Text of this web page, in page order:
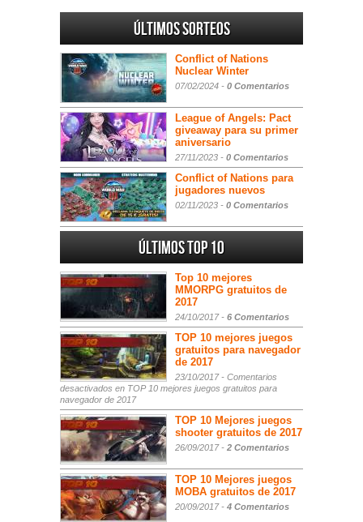
Últimos sorteos
Conflict of Nations
Nuclear Winter
07/02/2024 - 0 Comentarios
League of Angels: Pact
giveaway para su primer
aniversario
27/11/2023 - 0 Comentarios
Conflict of Nations para
jugadores nuevos
02/11/2023 - 0 Comentarios
Últimos Top 10
Top 10 mejores
MMORPG gratuitos de
2017
24/10/2017 - 6 Comentarios
TOP 10 mejores juegos
gratuitos para navegador
de 2017
23/10/2017 - Comentarios
desactivados en TOP 10 mejores juegos gratuitos para
navegador de 2017
TOP 10 Mejores juegos
shooter gratuitos de 2017
26/09/2017 - 2 Comentarios
TOP 10 Mejores juegos
MOBA gratuitos de 2017
20/09/2017 - 4 Comentarios